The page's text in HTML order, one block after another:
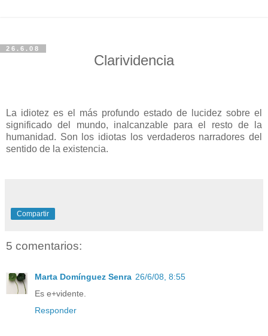
26.6.08
Clarividencia
La idiotez es el más profundo estado de lucidez sobre el
significado del mundo, inalcanzable para el resto de la
humanidad. Son los idiotas los verdaderos narradores del
sentido de la existencia.
Compartir
5 comentarios:
Marta Domínguez Senra 26/6/08, 8:55
Es e+vidente.
Responder